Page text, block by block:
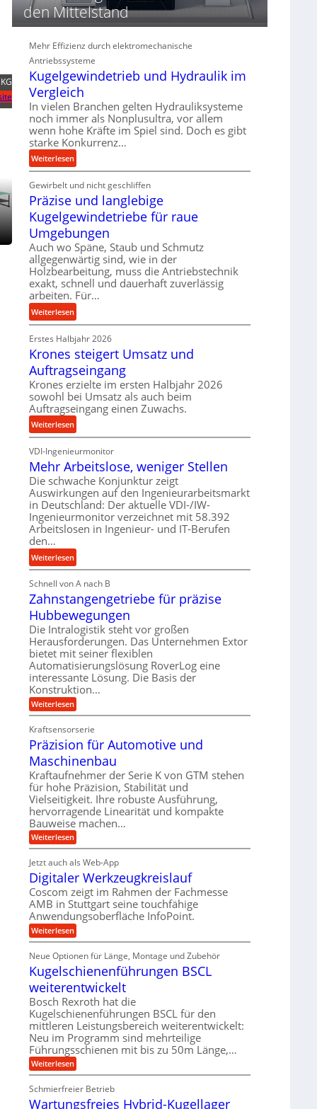
i
e
P
r
f
o
r
m
a
n
c
b
e
i
m
D
r
ü
c
k
p
r
o
z
e
s
den Mittelstand
Mehr Effizienz durch elektromechanische
Antriebssysteme
Kugelgewindetrieb und Hydraulik im
Vergleich
In vielen Branchen gelten Hydrauliksysteme
noch immer als Nonplusultra, vor allem
wenn hohe Kräfte im Spiel sind. Doch es gibt
starke Konkurrenz…
Weiterlesen:
K
u
g
l
g
e
w
i
n
d
e
r
i
e
b
u
n
d
H
y
d
r
a
u
i
k
i
V
e
r
g
l
e
i
c
h
Gewirbelt und nicht geschliffen
Präzise und langlebige
Kugelgewindetriebe für raue
Umgebungen
Auch wo Späne, Staub und Schmutz
allgegenwärtig sind, wie in der
Holzbearbeitung, muss die Antriebstechnik
exakt, schnell und dauerhaft zuverlässig
arbeiten. Für…
Weiterlesen:
P
r
ä
i
s
e
u
n
a
n
g
e
g
e
u
g
e
l
g
e
w
i
n
d
e
r
i
e
b
e
f
ü
r
r
a
u
e
U
m
g
e
b
n
g
e
n
Erstes Halbjahr 2026
Krones steigert Umsatz und
Auftragseingang
Krones erzielte im ersten Halbjahr 2026
sowohl bei Umsatz als auch beim
Auftragseingang einen Zuwachs.
Weiterlesen:
K
r
o
n
e
s
s
t
i
g
e
r
t
U
m
s
a
t
z
u
n
d
A
u
f
t
r
a
g
s
i
n
g
a
n
g
VDI-Ingenieurmonitor
Mehr Arbeitslose, weniger Stellen
Die schwache Konjunktur zeigt
Auswirkungen auf den Ingenieurarbeitsmarkt
in Deutschland: Der aktuelle VDI-/IW-
Ingenieurmonitor verzeichnet mit 58.392
Arbeitslosen in Ingenieur- und IT-Berufen
den…
Weiterlesen:
M
e
h
A
r
b
e
i
t
s
l
o
s
e
w
e
n
i
g
e
r
S
t
e
l
l
e
n
Schnell von A nach B
Zahnstangengetriebe für präzise
Hubbewegungen
Die Intralogistik steht vor großen
Herausforderungen. Das Unternehmen Extor
bietet mit seiner flexiblen
Automatisierungslösung RoverLog eine
interessante Lösung. Die Basis der
Konstruktion…
Weiterlesen:
Z
h
n
s
t
a
n
g
e
n
g
e
t
r
i
b
e
f
ü
r
p
r
z
i
e
H
u
b
b
e
w
e
g
n
g
Kraftsensorserie
Präzision für Automotive und
Maschinenbau
Kraftaufnehmer der Serie K von GTM stehen
für hohe Präzision, Stabilität und
Vielseitigkeit. Ihre robuste Ausführung,
hervorragende Linearität und kompakte
Bauweise machen…
Weiterlesen:
P
ä
z
i
s
i
o
n
f
ü
r
A
u
t
o
m
o
i
v
e
u
n
d
M
a
Jetzt auch als Web-App
Digitaler Werkzeugkreislauf
Coscom zeigt im Rahmen der Fachmesse
AMB in Stuttgart seine touchfähige
Anwendungsoberfläche InfoPoint.
Weiterlesen:
D
g
i
t
a
l
e
r
W
e
r
k
z
e
u
Neue Optionen für Länge, Montage und Zubehör
Kugelschienenführungen BSCL
weiterentwickelt
Bosch Rexroth hat die
Kugelschienenführungen BSCL für den
mittleren Leistungsbereich weiterentwickelt:
Neu im Programm sind mehrteilige
Führungsschienen mit bis zu 50m Länge,…
Weiterlesen:
K
g
e
Schmierfreier Betrieb
Wartungsfreies Hybrid-Kugellager